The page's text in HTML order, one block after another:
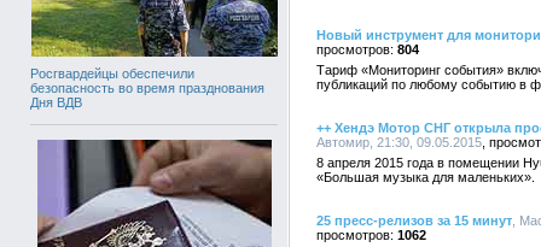
Росгвардейцы обеспечили
безопасность во время празднования
Дня ВДВ
Новый инструмент для
804
Тариф «Мониторинг события»
публикаций по любому событию в
++ Хендэ Мотор СНГ открыла
Автомир, 21:30, 09.05.2015
8 апреля 2015 года в помещении
«Большая музыка для маленьких».
25 пресс-релизов за 15 минут ,
1062